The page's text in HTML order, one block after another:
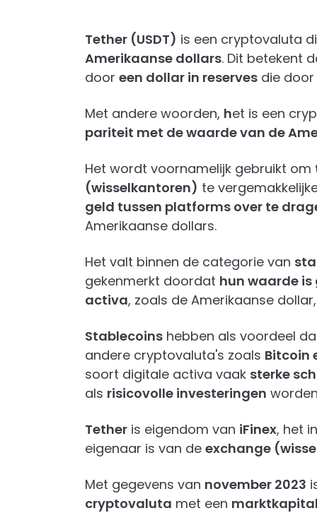
Tether (USDT) is een cryptovaluta
Amerikaanse dollars. Dit betekent
door een dollar in reserves die
Met andere woorden, het is een
pariteit met de waarde van de
Het wordt voornamelijk gebruikt om
(wisselkantoren) te
geld tussen platforms over te
Amerikaanse dollars.
Het valt binnen de categorie van
gekenmerkt doordat hun waarde is
activa, zoals de Amerikaanse
Stablecoins hebben als voordeel
andere cryptovaluta's zoals Bitcoin
soort digitale activa vaak sterke
als risicovolle investeringen
Tether is eigendom van iFinex, het
eigenaar is van de exchange
Met gegevens van november 2023
cryptovaluta met een